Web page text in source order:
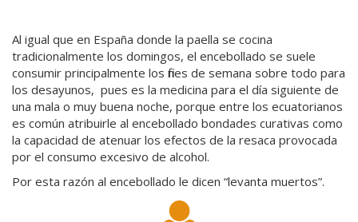
Al igual que en España donde la paella se cocina
tradicionalmente los domingos, el encebollado se suele
consumir principalmente los fines de semana sobre todo para
los desayunos, pues es la medicina para el día siguiente de
una mala o muy buena noche, porque entre los ecuatorianos
es común atribuirle al encebollado bondades curativas como
la capacidad de atenuar los efectos de la resaca provocada
por el consumo excesivo de alcohol.
Por esta razón al encebollado le dicen “levanta muertos”.